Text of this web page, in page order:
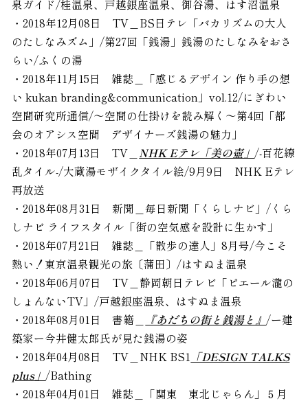
泉ガイド/桂温泉、戸越銀座温泉、御谷湯、はす沼温泉
・2018年12月08日 TV＿BS日テレ「バカリズムの大人
のたしなみズム」/第27回「銭湯」銭湯のたしなみをおさ
らい/ふくの湯
・2018年11月15日 雑誌＿「感じるデザイン 作り手の想
い kukan branding&communication」vol.12/にぎわい
空間研究所通信/〜空間の仕掛けを読み解く〜第4回「都
会のオアシス空間 デザイナーズ銭湯の魅力」
・2018年07月13日 TV＿
NHK Eテレ「美の壺」 /-百花繚
乱タイル-/大蔵湯モザイクタイル絵/9月9日 NHK Eテレ
再放送
・2018年08月31日 新聞＿毎日新聞「くらしナビ」/くら
しナビ ライフスタイル「街の空気感を設計に生かす」
・2018年07月21日 雑誌＿「散歩の達人」8月号/今こそ
熱い！東京温泉観光の旅〔蒲田〕/はすぬま温泉
・2018年06月07日 TV＿静岡朝日テレビ「ピエール瀧の
しょんないTV」/戸越銀座温泉、はすぬま温泉
・2018年08月01日 書籍＿
『あだちの街と銭湯と』 /ー建
築家ー今井健太郎氏が見た銭湯の姿
・2018年04月08日 TV＿NHK BS1
「DESIGN TALKS
plus」 /Bathing
・2018年04月01日 雑誌＿「関東 東北じゃらん」５月